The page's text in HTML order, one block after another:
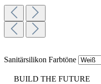
Sanitärsilikon Farbtöne
BUILD THE FUTURE